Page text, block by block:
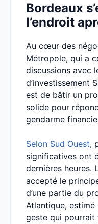
Bordeaux
l’endroit
Au cœur des
Métropole, qui a
discussions avec
d’investissement
est de bâtir un
solide pour
gendarme
Selon Sud Ouest,
significatives ont
dernières heures.
accepté le
d’une partie du
Atlantique, estimé
geste qui